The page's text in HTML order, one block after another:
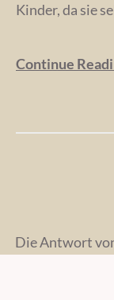
Kinder, da sie
Continue
Die Antwort